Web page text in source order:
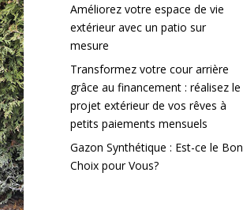
Améliorez votre espace de vie
extérieur avec un patio sur
mesure
Transformez votre cour arrière
grâce au financement : réalisez le
projet extérieur de vos rêves à
petits paiements mensuels
Gazon Synthétique : Est-ce le Bon
Choix pour Vous?